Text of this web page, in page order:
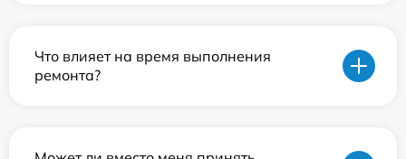
Что влияет на время выполнения
ремонта?